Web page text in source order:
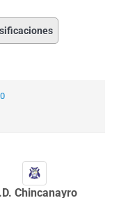
Chincanayro